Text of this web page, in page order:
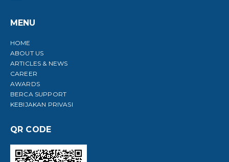
MENU
HOME
ABOUT US
ARTICLES & NEWS
CAREER
AWARDS
BERCA SUPPORT
KEBIJAKAN PRIVASI
QR CODE